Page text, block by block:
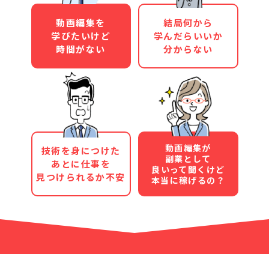
動画編集を
学びたいけど
時間がない
結局何から
学んだらいいか
分からない
技術を身につけた
あとに仕事を
見つけられるか不安
動画編集が
副業として
良いって聞くけど
本当に稼げるの？